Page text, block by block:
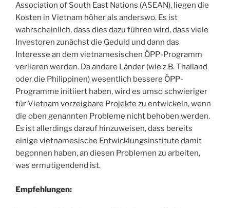
Association of South East Nations (ASEAN), liegen die
Kosten in Vietnam höher als anderswo. Es ist
wahrscheinlich, dass dies dazu führen wird, dass viele
Investoren zunächst die Geduld und dann das
Interesse an dem vietnamesischen ÖPP-Programm
verlieren werden. Da andere Länder (wie z.B. Thailand
oder die Philippinen) wesentlich bessere ÖPP-
Programme initiiert haben, wird es umso schwieriger
für Vietnam vorzeigbare Projekte zu entwickeln, wenn
die oben genannten Probleme nicht behoben werden.
Es ist allerdings darauf hinzuweisen, dass bereits
einige vietnamesische Entwicklungsinstitute damit
begonnen haben, an diesen Problemen zu arbeiten,
was ermutigendend ist.
Empfehlungen: